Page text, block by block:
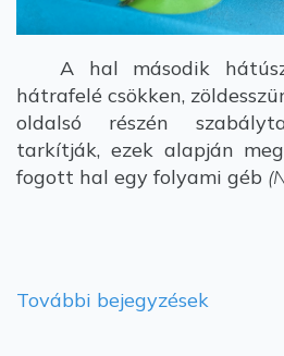
A hal második
hátrafelé csökken,
oldalsó részén
tarkítják, ezek alapján
fogott hal egy folyami géb
További bejegyzések